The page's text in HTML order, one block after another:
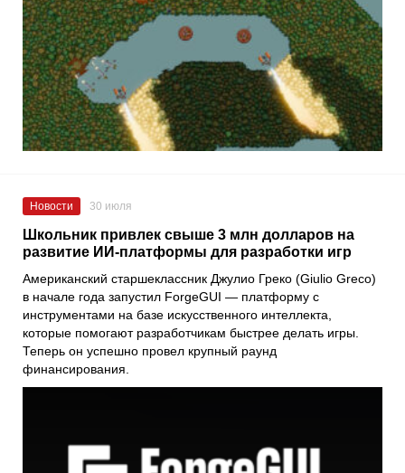
Новости 30 июля
Школьник привлек свыше 3 млн долларов на
развитие ИИ-платформы для разработки игр
Американский старшеклассник Джулио Греко (Giulio Greco)
в начале года запустил ForgeGUI — платформу с
инструментами на базе искусственного интеллекта,
которые помогают разработчикам быстрее делать игры.
Теперь он успешно провел крупный раунд
финансирования.